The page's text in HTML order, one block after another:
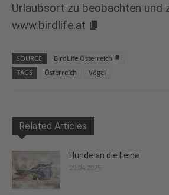
Urlaubsort zu beobachten und
www.birdlife.at
SOURCE
BirdLife Österreich
TAGS
Österreich Vögel
Related Articles
Hunde an die Leine
29.04.2025